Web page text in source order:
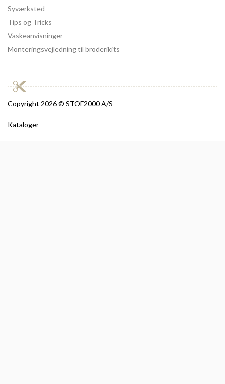
Syværksted
Tips og Tricks
Vaskeanvisninger
Monteringsvejledning til broderikits
Copyright 2026 © STOF2000 A/S
Kataloger